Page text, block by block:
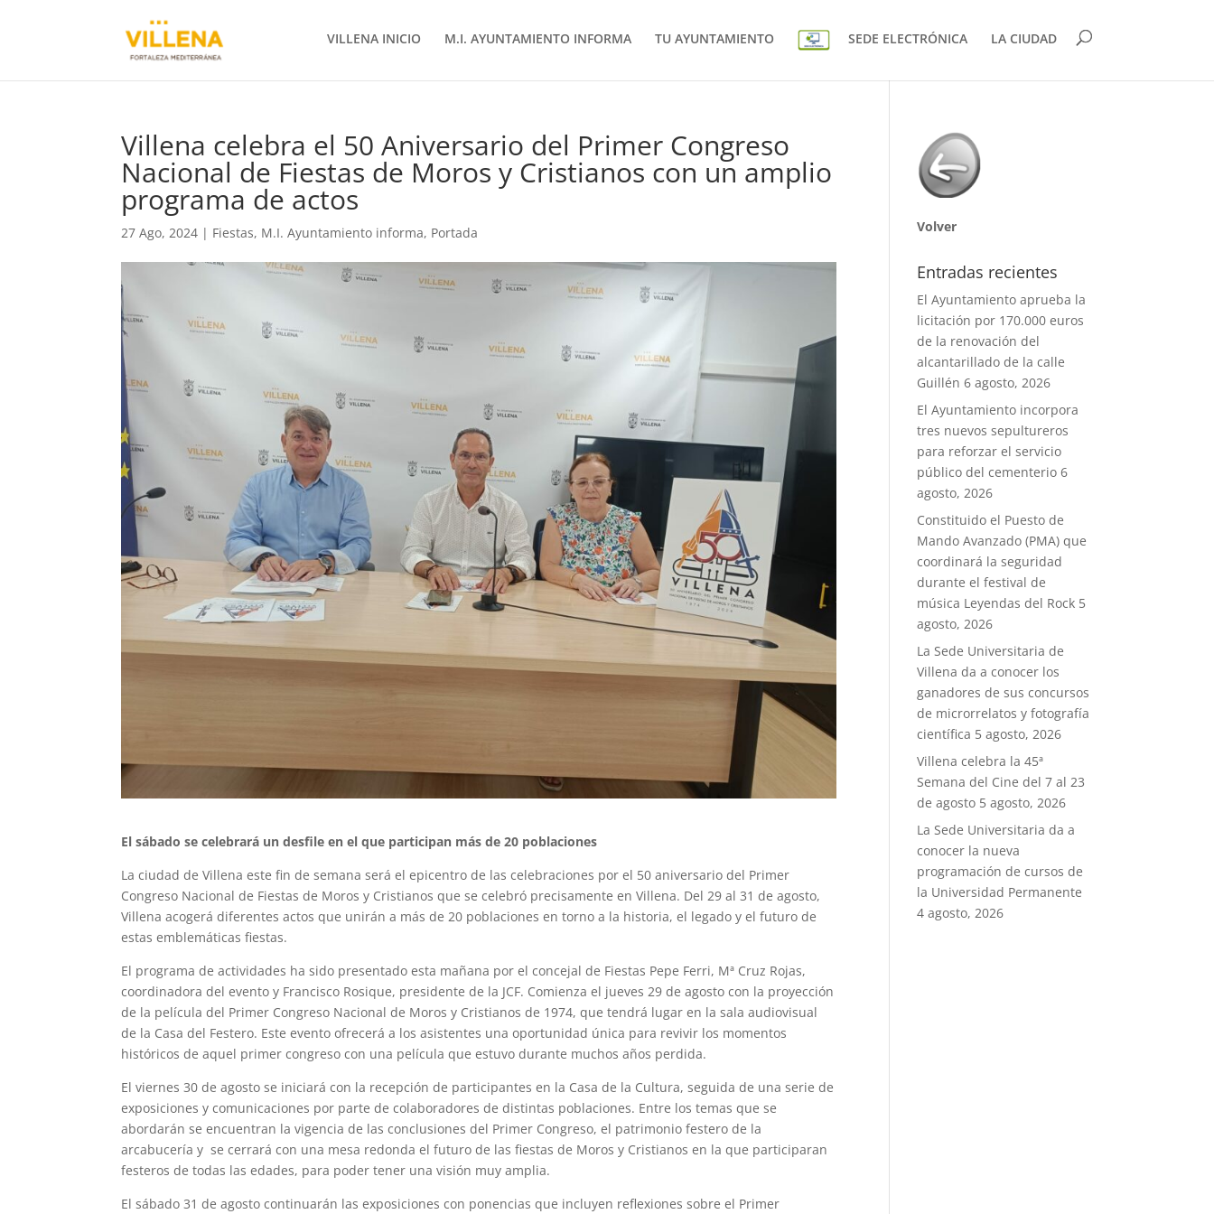
VILLENA INICIO M.I. AYUNTAMIENTO INFORMA TU AYUNTAMIENTO SEDE ELECTRÓNICA LA CIUDAD
Villena celebra el 50 Aniversario del Primer Congreso
Nacional de Fiestas de Moros y Cristianos con un amplio
programa de actos
27 Ago, 2024 | Fiestas, M.I. Ayuntamiento informa, Portada
El sábado se celebrará un desfile en el que participan más de 20 poblaciones
La ciudad de Villena este fin de semana será el epicentro de las celebraciones por el 50 aniversario del Primer
Congreso Nacional de Fiestas de Moros y Cristianos que se celebró precisamente en Villena. Del 29 al 31 de agosto,
Villena acogerá diferentes actos que unirán a más de 20 poblaciones en torno a la historia, el legado y el futuro de
estas emblemáticas fiestas.
El programa de actividades ha sido presentado esta mañana por el concejal de Fiestas Pepe Ferri, Mª Cruz Rojas,
coordinadora del evento y Francisco Rosique, presidente de la JCF. Comienza el jueves 29 de agosto con la proyección
de la película del Primer Congreso Nacional de Moros y Cristianos de 1974, que tendrá lugar en la sala audiovisual
de la Casa del Festero. Este evento ofrecerá a los asistentes una oportunidad única para revivir los momentos
históricos de aquel primer congreso con una película que estuvo durante muchos años perdida.
El viernes 30 de agosto se iniciará con la recepción de participantes en la Casa de la Cultura, seguida de una serie de
exposiciones y comunicaciones por parte de colaboradores de distintas poblaciones. Entre los temas que se
abordarán se encuentran la vigencia de las conclusiones del Primer Congreso, el patrimonio festero de la
arcabucería y se cerrará con una mesa redonda el futuro de las fiestas de Moros y Cristianos en la que participaran
festeros de todas las edades, para poder tener una visión muy amplia.
El sábado 31 de agosto continuarán las exposiciones con ponencias que incluyen reflexiones sobre el Primer
Volver
Entradas recientes
El Ayuntamiento aprueba la
licitación por 170.000 euros
de la renovación del
alcantarillado de la calle
Guillén 6 agosto, 2026
El Ayuntamiento incorpora
tres nuevos sepultureros
para reforzar el servicio
público del cementerio 6
agosto, 2026
Constituido el Puesto de
Mando Avanzado (PMA) que
coordinará la seguridad
durante el festival de
música Leyendas del Rock 5
agosto, 2026
La Sede Universitaria de
Villena da a conocer los
ganadores de sus concursos
de microrrelatos y fotografía
científica 5 agosto, 2026
Villena celebra la 45ª
Semana del Cine del 7 al 23
de agosto 5 agosto, 2026
La Sede Universitaria da a
conocer la nueva
programación de cursos de
la Universidad Permanente
4 agosto, 2026